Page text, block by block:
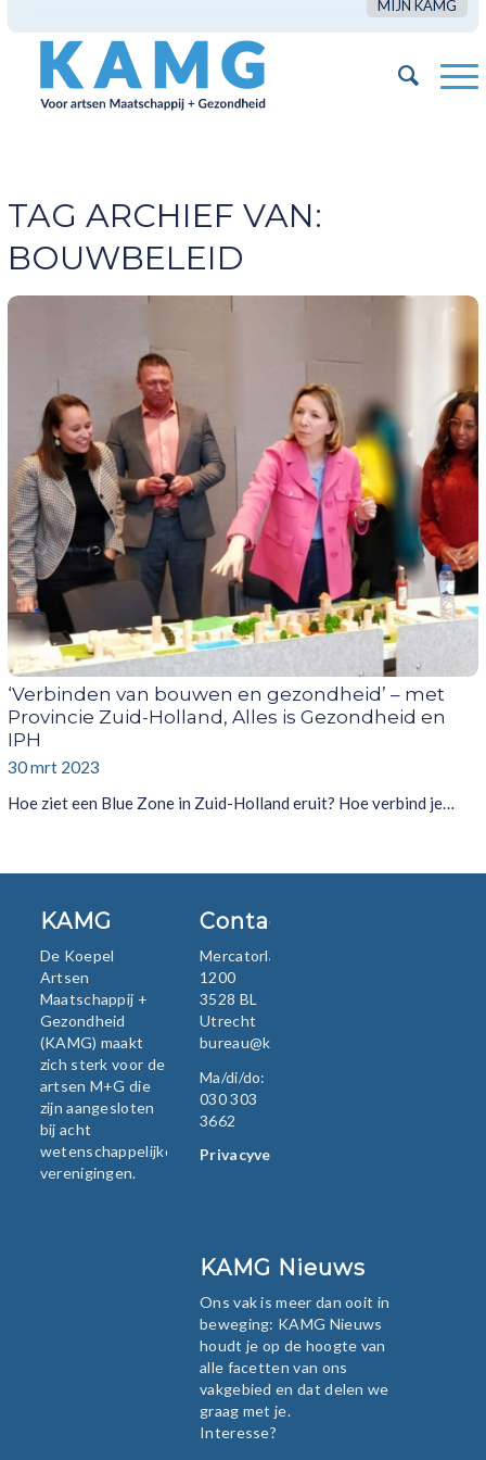
MIJN KAMG
TAG ARCHIEF VAN:
BOUWBELEID
‘Verbinden van bouwen en gezondheid’ – met
Provincie Zuid-Holland, Alles is Gezondheid en
IPH
30 mrt 2023
Hoe ziet een Blue Zone in Zuid-Holland eruit? Hoe verbind je…
KAMG
De Koepel
Artsen
Maatschappij +
Gezondheid
(KAMG) maakt
zich sterk voor de
artsen M+G die
zijn aangesloten
bij acht
wetenschappelijke
verenigingen.
Contact
Mercatorlaan
1200
3528 BL
Utrecht
bureau@kamg.nl
Ma/di/do:
030 303
3662
Privacyverklaring
KAMG Nieuws
Ons vak is meer dan ooit in
beweging: KAMG Nieuws
houdt je op de hoogte van
alle facetten van ons
vakgebied en dat delen we
graag met je.
Interesse?